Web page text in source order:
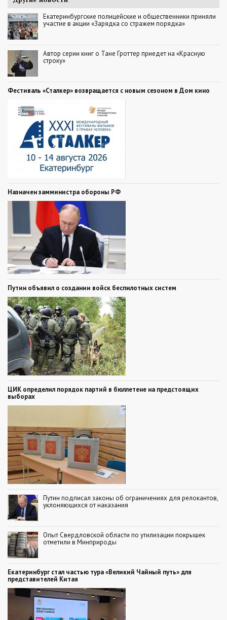
Екатеринбургские полицейские и общественники приняли
участие в акции «Зарядка со стражем порядка»
Автор серии книг о Тане Гроттер приедет на «Красную
строку»
Фестиваль «Сталкер» возвращается с новым сезоном в Дом кино
Назначен замминистра обороны РФ
Путин объявил о создании войск беспилотных систем
ЦИК определил порядок партий в бюллетене на предстоящих
выборах
Путин подписал законы об ограничениях для релокантов,
уклоняющихся от наказания
Опыт Свердловской области по утилизации покрышек
отметили в Минприроды
Екатеринбург стал частью тура «Великий Чайный путь» для
представителей Китая